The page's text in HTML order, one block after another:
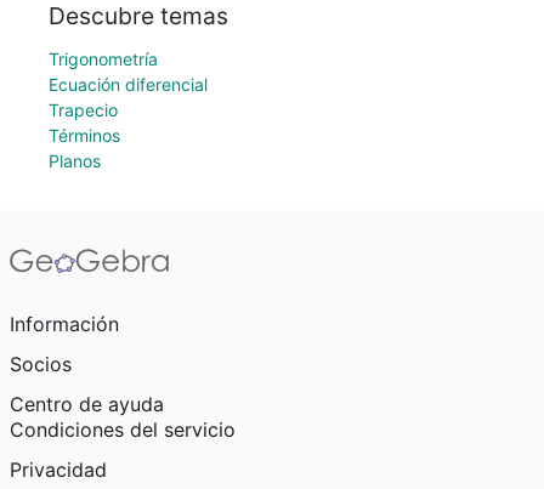
Descubre temas
Trigonometría
Ecuación diferencial
Trapecio
Términos
Planos
Información
Socios
Centro de ayuda
Condiciones del servicio
Privacidad